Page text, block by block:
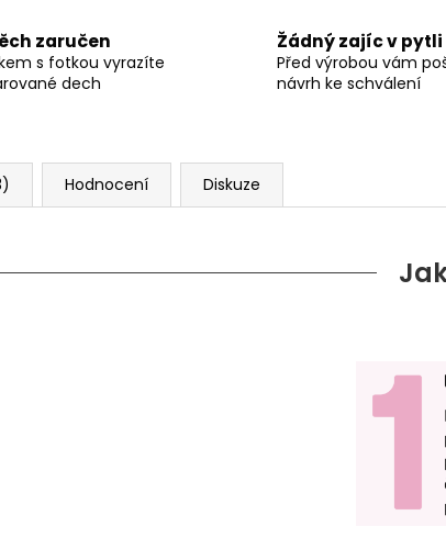
zaručen
s fotkou vyrazíte
dech
Žádný zajíc v pytli
Před výrobou vám
návrh ke schválení
Hodnocení Diskuze